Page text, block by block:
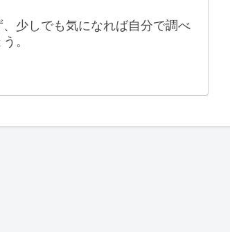
少しでも気になれば自分で調べ
。